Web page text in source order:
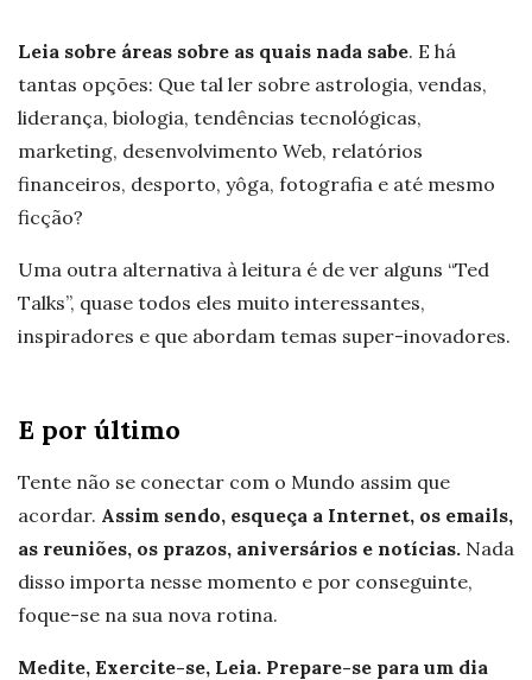
Leia sobre áreas sobre as quais nada sabe. E há
tantas opções: Que tal ler sobre astrologia, vendas,
liderança, biologia, tendências tecnológicas,
marketing, desenvolvimento Web, relatórios
financeiros, desporto, yôga, fotografia e até mesmo
ficção?
Uma outra alternativa à leitura é de ver alguns “Ted
Talks”, quase todos eles muito interessantes,
inspiradores e que abordam temas super-inovadores.
E por último
Tente não se conectar com o Mundo assim que
acordar. Assim sendo, esqueça a Internet, os emails,
as reuniões, os prazos, aniversários e notícias. Nada
disso importa nesse momento e por conseguinte,
foque-se na sua nova rotina.
Medite, Exercite-se, Leia. Prepare-se para um dia